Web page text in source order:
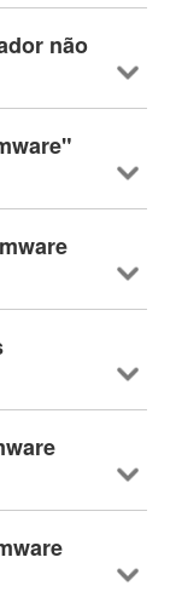
não